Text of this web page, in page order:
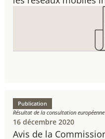
Avis de la
Publication
Résultat de la consultation européenne
16 décembre 2020